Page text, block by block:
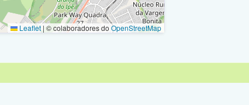
Leaflet | © colaboradores do OpenStreetMap